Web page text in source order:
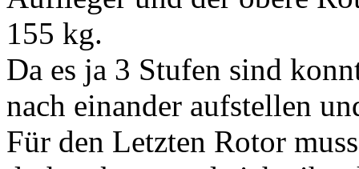
155 kg.
Da es ja 3 Stufen sind
nach einander aufstellen
Für den Letzten Rotor